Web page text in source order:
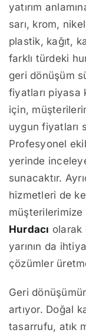
yatırım
sarı, krom,
plastik, kağıt,
farklı türdeki
geri dönüşüm
fiyatları piyasa
için,
uygun fiyatları
Profesyonel
yerinde
sunacaktır.
hizmetleri de
müşterilerimize
Hurdacı olarak
yarının da
çözümler
Geri
artıyor. Doğal
tasarrufu, atık